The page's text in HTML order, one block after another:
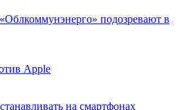
подозревают в
Apple
на смартфонах